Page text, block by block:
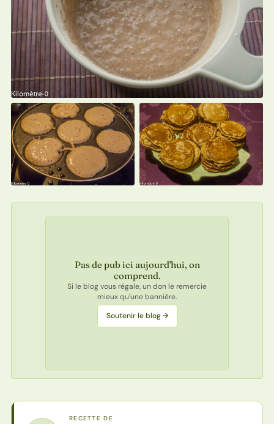
Pas de pub ici aujourd'hui, on
comprend.
Si le blog vous régale, un don le remercie
mieux qu'une bannière.
Soutenir le blog →
RECETTE DE